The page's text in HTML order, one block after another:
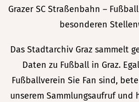
Grazer SC Straßenbahn –
besonderen
Das Stadtarchiv Graz sammelt
Daten zu Fußball in Graz.
Fußballverein Sie Fan sind,
unserem Sammlungsaufruf und